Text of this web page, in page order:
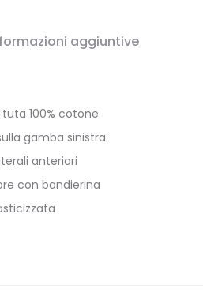
aggiuntive
100% cotone
gamba sinistra
anteriori
con bandierina